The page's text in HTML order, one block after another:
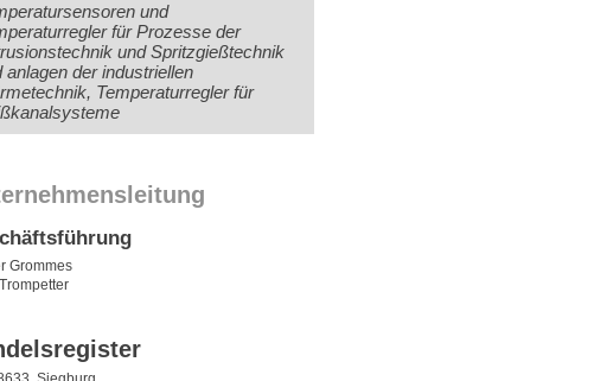
und
für Prozesse der
und Spritzgießtechnik
anlagen der industriellen
Temperaturregler für
Grommes